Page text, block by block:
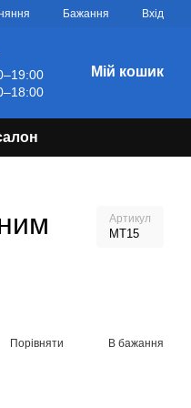
Бажання Вхід
Мій кошик
Артикул
MT15
Порівняти В бажання